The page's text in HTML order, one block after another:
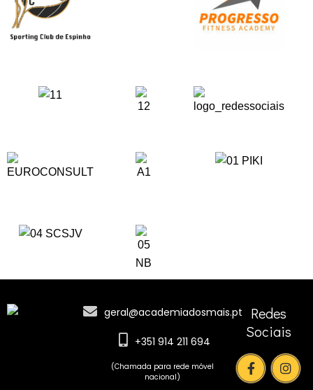
geral@academiadosmais.pt
+351 914 211 694
(Chamada para rede móvel
nacional)
Redes
Sociais